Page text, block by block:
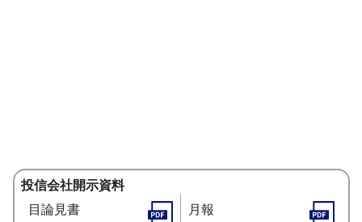
投信会社開示資料
目論見書
月報